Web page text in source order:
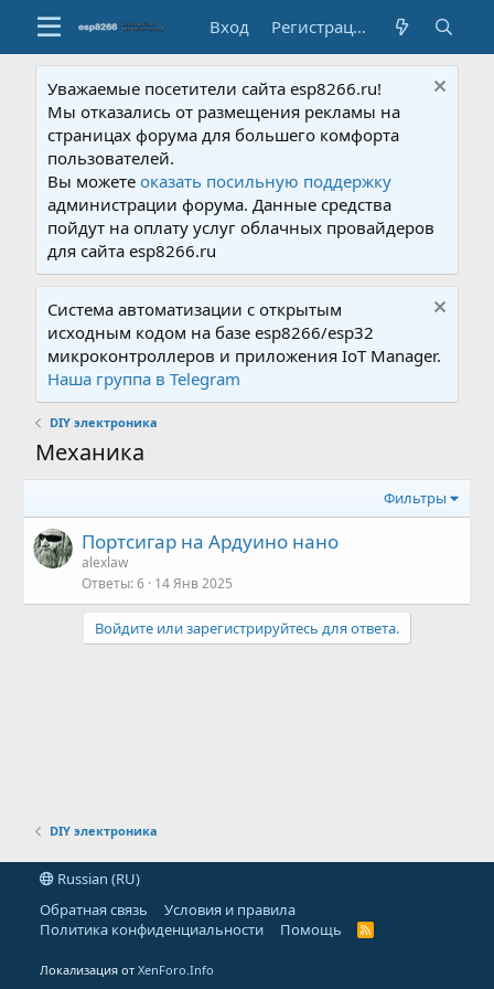
Вход Регистрация
Уважаемые посетители сайта esp8266.ru!
Мы отказались от размещения рекламы на
страницах форума для большего комфорта
пользователей.
Вы можетеоказать посильную поддержку
администрации форума. Данные средства
пойдут на оплату услуг облачных провайдеров
для сайта esp8266.ru
Система автоматизации с открытым
исходным кодом на базе esp8266/esp32
микроконтроллеров и приложения IoT Manager.
Наша группа в Telegram
DIY электроника
Механика
Фильтры
Портсигар на Ардуино нано
alexlaw
Ответы 6 14 Янв 2025
Войдите или зарегистрируйтесь для ответа.
DIY электроника
Russian (RU)
Обратная связь
Условия и правила
Политика конфиденциальности
Помощь
R
Локализация отXenForo.Info